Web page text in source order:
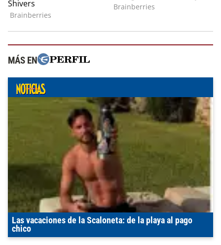
MÁS EN
Las vacaciones de la Scaloneta: de la playa al pago
chico